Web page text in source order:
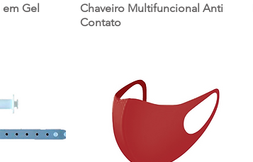
Gel
Chaveiro Multifuncional Anti
Contato